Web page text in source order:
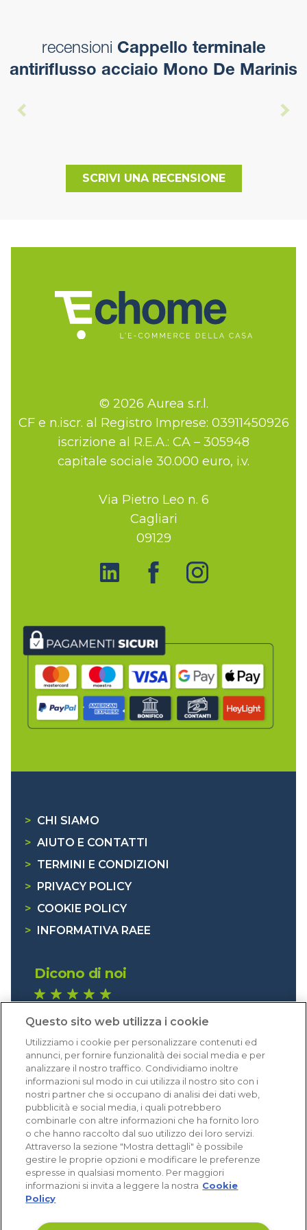
recensioni Cappello terminale
antiriflusso acciaio Mono De Marinis
SCRIVI UNA RECENSIONE
© 2026 Aurea s.r.l.
CF e n.iscr. al Registro Imprese: 03911450926
iscrizione al R.E.A.: CA – 305948
capitale sociale 30.000 euro, i.v.
Via Pietro Leo n. 6
Cagliari
09129
> CHI SIAMO
> AIUTO E CONTATTI
> TERMINI E CONDIZIONI
>
PRIVACY POLICY
> COOKIE POLICY
>
INFORMATIVA RAEE
Dicono di noi
Eccellente (4,8)
Acquisti verificati
Questo sito web utilizza i cookie
Utilizziamo i cookie per personalizzare contenuti ed
annunci, per fornire funzionalità dei social media e per
analizzare il nostro traffico. Condividiamo inoltre
informazioni sul modo in cui utilizza il nostro sito con i
nostri partner che si occupano di analisi dei dati web,
pubblicità e social media, i quali potrebbero
combinarle con altre informazioni che ha fornito loro
o che hanno raccolto dal suo utilizzo dei loro servizi.
Attraverso la sezione "Mostra dettagli" è possibile
gestire le proprie opzioni e modificare le preferenze
espresse in qualsiasi momento. Per maggiori
informazioni si invita a leggere la nostra Cookie
Policy